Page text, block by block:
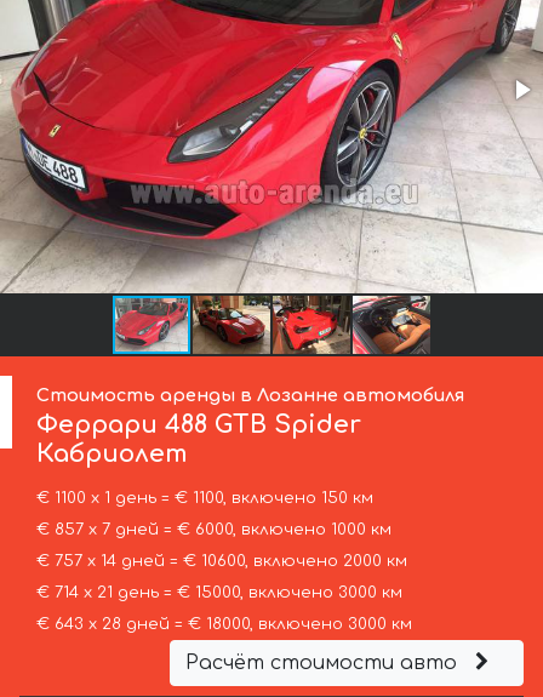
Стоимость аренды в Лозанне автомобиля
Феррари 488 GTB Spider
Кабриолет
€ 1100 х 1 день = € 1100, включено 150 км
€ 857 х 7 дней = € 6000, включено 1000 км
€ 757 х 14 дней = € 10600, включено 2000 км
€ 714 х 21 день = € 15000, включено 3000 км
€ 643 х 28 дней = € 18000, включено 3000 км
Расчёт стоимости авто